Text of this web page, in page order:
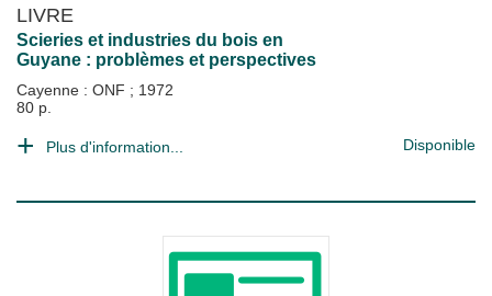
LIVRE
Scieries et industries du bois en
Guyane : problèmes et perspectives
Cayenne : ONF ; 1972
80 p.
Plus d'information... Disponible